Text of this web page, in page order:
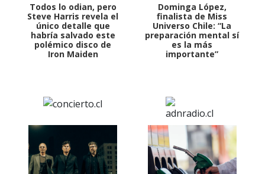
Todos lo odian, pero
Steve Harris revela el
único detalle que
habría salvado este
polémico disco de
Iron Maiden
Dominga López,
finalista de Miss
Universo Chile: “La
preparación mental sí
es la más
importante”